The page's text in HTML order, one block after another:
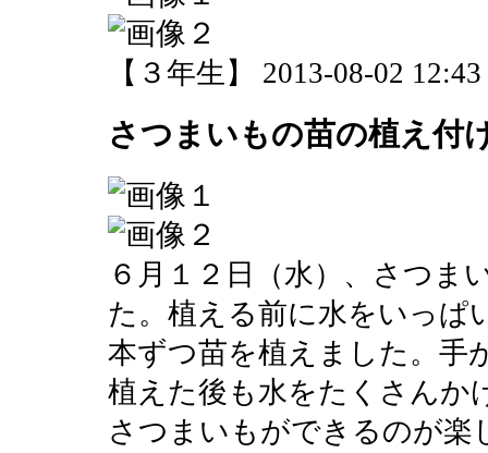
【３年生】 2013-08-02
さつまいもの苗の植え付
６月１２日（水）、さつま
た。植える前に水をいっぱ
本ずつ苗を植えました。手
植えた後も水をたくさんか
さつまいもができるのが楽